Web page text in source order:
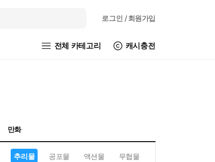
로그인 / 회원가입
전체 카테고리 캐시충전
만화
추리물 공포물 액션물 무협물